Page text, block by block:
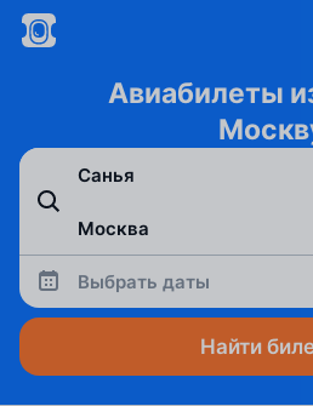
Авиабилеты
Выбрать даты
Найти